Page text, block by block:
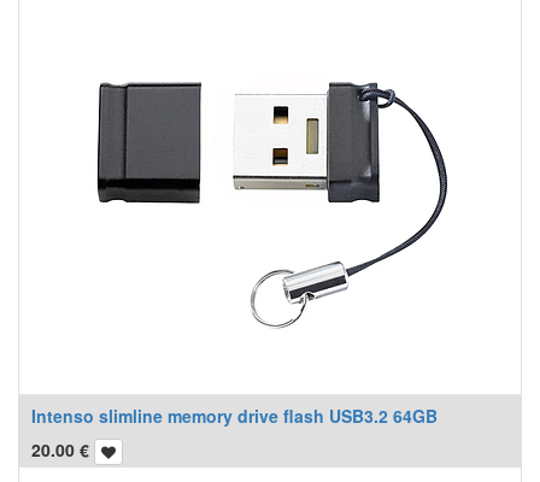
Intenso slimline memory drive flash USB3.2 64GB
20.00 €